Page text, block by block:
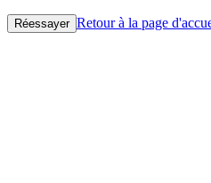
Réessayer Retour à la page